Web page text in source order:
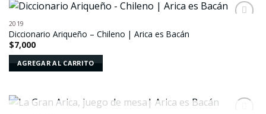
2019
Diccionario Ariqueño – Chileno | Arica es Bacán
$7,000
AGREGAR AL CARRITO